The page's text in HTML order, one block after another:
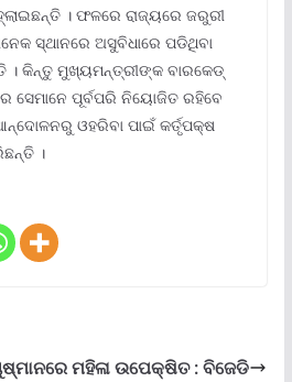
। ଫଳରେ ରାଜ୍ୟରେ ଜରୁରୀ
ସ୍ଥାନରେ ଅସୁବିଧାରେ ପଡିଥିବା
। କିନ୍ତୁ ମୁଖ୍ୟମନ୍ତ୍ରୀଙ୍କ ବାରକେଡ୍
ସେମାନେ ପୂର୍ବପରି ନିୟୋଜିତ ରହିବେ
ଓହରିବା ପାଇଁ କର୍ତୃପକ୍ଷ
।
ମହିଳା ଉପେକ୍ଷିତ : ବିଜେଡି